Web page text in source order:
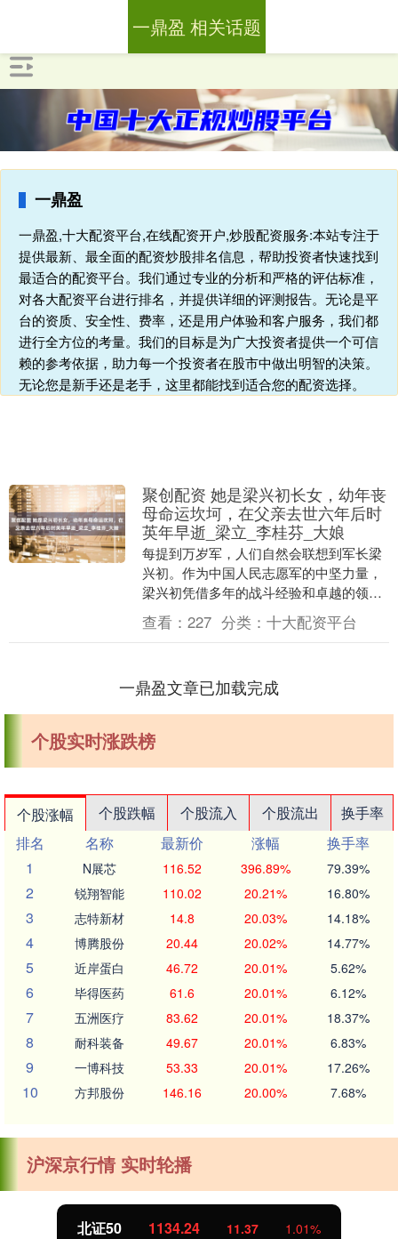
一鼎盈
一鼎盈,十大配资平台,在线配资开户,炒股配资服务:本站专注于
提供最新、最全面的配资炒股排名信息，帮助投资者快速找到
最适合的配资平台。我们通过专业的分析和严格的评估标准，
对各大配资平台进行排名，并提供详细的评测报告。无论是平
台的资质、安全性、费率，还是用户体验和客户服务，我们都
进行全方位的考量。我们的目标是为广大投资者提供一个可信
赖的参考依据，助力每一个投资者在股市中做出明智的决策。
无论您是新手还是老手，这里都能找到适合您的配资选择。
一鼎盈 相关话题
聚创配资 她是梁兴初长女，幼年丧
母命运坎坷，在父亲去世六年后时
英年早逝_梁立_李桂芬_大娘
每提到万岁军，人们自然会联想到军长梁
兴初。作为中国人民志愿军的中坚力量，
梁兴初凭借多年的战斗经验和卓越的领导
力，在战争中屡建奇功，然而，他的长女
梁立的故事却鲜有....
查看： 227 分类： 十大配资平台
一鼎盈文章已加载完成
个股实时涨跌榜
个股涨幅 个股跌幅 个股流入 个股流出
换手率
排名
名称 最新价 涨幅
换手率
1
N展芯 116.52 396.89% 79.39%
2 锐翔智能 110.02 20.21% 16.80%
3 志特新材 14.8 20.03% 14.18%
4 博腾股份 20.44 20.02% 14.77%
5 近岸蛋白 46.72 20.01% 5.62%
6 毕得医药 61.6 20.01% 6.12%
7 五洲医疗 83.62 20.01% 18.37%
8 耐科装备 49.67 20.01% 6.83%
9 一博科技 53.33 20.01% 17.26%
10 方邦股份 146.16 20.00% 7.68%
沪深京行情 实时轮播
北证50 1134.24 11.37 1.01%